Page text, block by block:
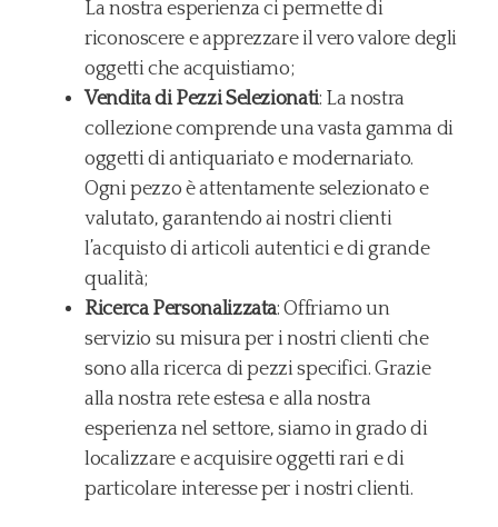
La nostra esperienza ci permette di
riconoscere e apprezzare il vero valore degli
oggetti che acquistiamo;
Vendita di Pezzi Selezionati: La nostra
collezione comprende una vasta gamma di
oggetti di antiquariato e modernariato.
Ogni pezzo è attentamente selezionato e
valutato, garantendo ai nostri clienti
l’acquisto di articoli autentici e di grande
qualità;
Ricerca Personalizzata: Offriamo un
servizio su misura per i nostri clienti che
sono alla ricerca di pezzi specifici. Grazie
alla nostra rete estesa e alla nostra
esperienza nel settore, siamo in grado di
localizzare e acquisire oggetti rari e di
particolare interesse per i nostri clienti.